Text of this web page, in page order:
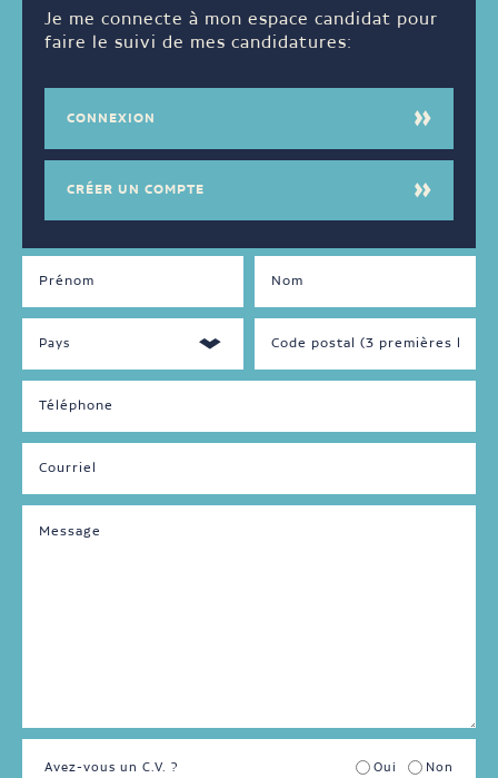
Je me connecte à mon espace candidat pour
faire le suivi de mes candidatures:
CONNEXION
CRÉER UN COMPTE
Avez-vous un C.V. ? Oui Non
DISPONIBILITÉS
Soir
Fin
semaine
plein
LANGUES
PARLÉES
Français
Autre